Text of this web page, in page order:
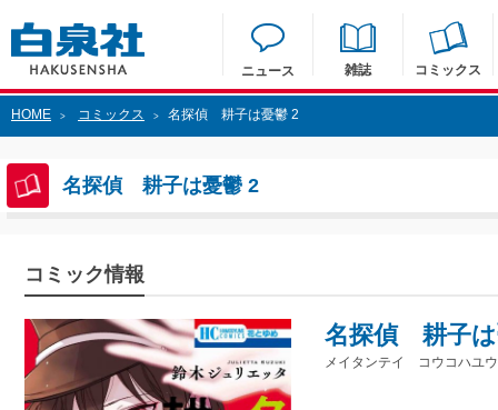
ニュース 雑誌 コミックス
HOME > コミックス > 名探偵 耕子は憂鬱 2
名探偵 耕子は憂鬱 2
コミック情報
名探偵 耕子は
メイタンテイ コウコハユ